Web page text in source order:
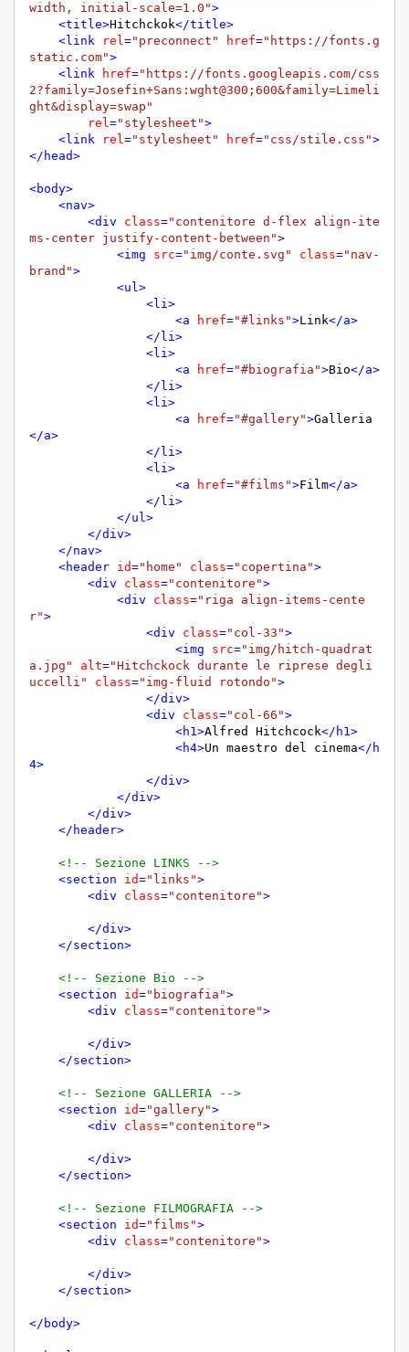
width, initial-scale=1.0">
<title>Hitchckok</title>
<link rel="preconnect" href="https://fonts.g
static.com">
<link href="https://fonts.googleapis.com/css
2?family=Josefin+Sans:wght@300;600&family=Limeli
ght&display=swap"
rel="stylesheet">
<link rel="stylesheet" href="css/stile.css">
</ head>
<body>
<nav>
<div class="contenitore d-flex align-ite
ms-center justify-content-between">
<img src="img/conte.svg" class="nav-
brand">
<ul>
<li>
<a href="#links">Link</a>
</ li>
<li>
<a href="#biografia">Bio</a>
</ li>
<li>
<a href="#gallery">Galleria
</a>
</ li>
<li>
<a href="#films">Film</a>
</ li>
</ul>
</div>
</nav>
<header id="home" class="copertina">
<div class="contenitore">
<div class="riga align-items-cente
r">
<div class="col-33">
<img src="img/hitch-quadrat
a.jpg"
alt="Hitchckock durante le riprese degli
uccelli"
class="img-fluid rotondo">
</div>
<div class="col-66">
<h1>Alfred Hitchcock</ h1>
<h4>Un maestro del cinema</ h
4>
</div>
</div>
</div>
</ header>
<!-- Sezione LINKS -->
<section id="links">
<div class="contenitore">
</div>
</section>
<!-- Sezione Bio -->
<section id="biografia">
<div class="contenitore">
</div>
</section>
<!-- Sezione GALLERIA -->
<section id="gallery">
<div class="contenitore">
</div>
</section>
<!-- Sezione FILMOGRAFIA -->
<section id="films">
<div class="contenitore">
</div>
</section>
</ body>